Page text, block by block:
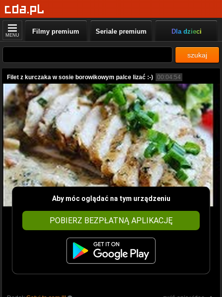
MENU Filmy premium Seriale premium Dla dzieci
szukaj
Filet z kurczaka w sosie borowikowym palce lizać :-) 00:04:54
Aby móc oglądać na tym urządzeniu
POBIERZ BEZPŁATNĄ APLIKACJĘ